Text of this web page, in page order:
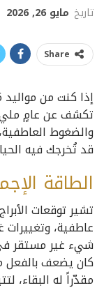
تاريخ مايو 26, 2026
Share
تكشف عن عامٍ مليء
والضغوط
قد تُخرجك فيه
الطاقة
تشير توقعات
عاطفية،
شيء غير مستقر
كان يضعف بالفعل
مقدّراً له البقاء،